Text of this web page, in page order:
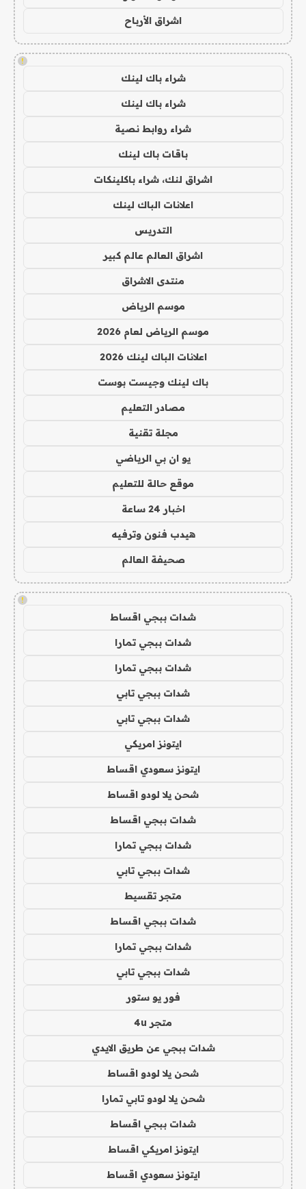
اشراق الأرباح
!
شراء باك لينك
شراء باك لينك
شراء روابط نصية
باقات باك لينك
اشراق لنك، شراء باكلينكات
اعلانات الباك لينك
التدريس
اشراق العالم عالم كبير
منتدى الاشراق
موسم الرياض
موسم الرياض لعام 2026
اعلانات الباك لينك 2026
باك لينك وجيست بوست
مصادر التعليم
مجلة تقنية
يو ان بي الرياضي
موقع حالة للتعليم
اخبار 24 ساعة
هيدب فنون وترفيه
صحيفة العالم
!
شدات ببجي اقساط
شدات ببجي تمارا
شدات ببجي تمارا
شدات ببجي تابي
شدات ببجي تابي
ايتونز امريكي
ايتونز سعودي اقساط
شحن يلا لودو اقساط
شدات ببجي اقساط
شدات ببجي تمارا
شدات ببجي تابي
متجر تقسيط
شدات ببجي اقساط
شدات ببجي تمارا
شدات ببجي تابي
فور يو ستور
متجر 4u
شدات ببجي عن طريق الايدي
شحن يلا لودو اقساط
شحن يلا لودو تابي تمارا
شدات ببجي اقساط
ايتونز امريكي اقساط
ايتونز سعودي اقساط